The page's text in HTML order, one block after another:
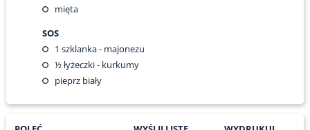
mięta
SOS
1 szklanka - majonezu
½łyżeczki - kurkumy
pieprz biały